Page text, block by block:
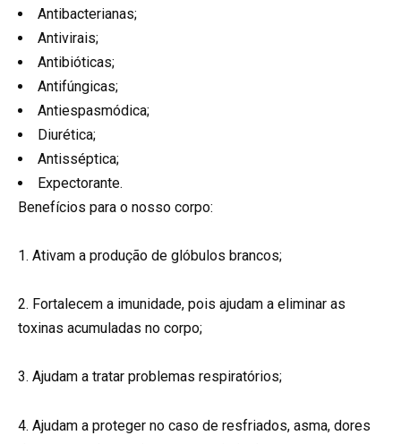
Antibacterianas;
Antivirais;
Antibióticas;
Antifúngicas;
Antiespasmódica;
Diurética;
Antisséptica;
Expectorante.
Benefícios para o nosso corpo:
1. Ativam a produção de glóbulos brancos;
2. Fortalecem a imunidade, pois ajudam a eliminar as
toxinas acumuladas no corpo;
3. Ajudam a tratar problemas respiratórios;
4. Ajudam a proteger no caso de resfriados, asma, dores